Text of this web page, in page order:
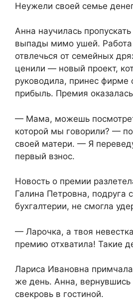
Неужели своей семье
Анна научилась
выпады мимо ушей. Работа
отвлечься от семейных
ценили — новый проект,
руководила, принес фирме
прибыль. Премия
— Мама, можешь
которой мы говорили? —
своей матери. — Я
первый взнос.
Новость о премии
Галина Петровна, подруга
бухгалтерии, не смогла
— Ларочка, а твоя
премию отхватила! Такие
Лариса Ивановна
же день. Анна, вернувшись
свекровь в гостиной.